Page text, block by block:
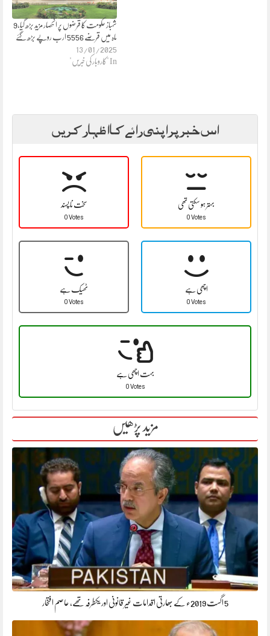
شہباز حکومت کا قرضوں پر انحصار مزید بڑھ گیا،9
ماہ میں قرضے 5556 ارب روپے بڑھ گئے
13/01/2025
In "کاروبار کی خبریں"
اس خبر پر اپنی رائے کا اظہار کریں
سخت نا پسند
0 Votes
بہتر ہو سکتی تھی
0 Votes
ٹھیک ہے
0 Votes
اچھی ہے
0 Votes
بہت اچھی ہے
0 Votes
مزید پڑھیں
5 اگست 2019ء کے بھارتی اقدامات غیر قانونی اور یکطرفہ تھے، عاصم افتخار